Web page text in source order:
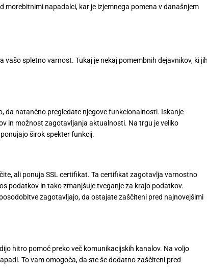
napadalci, kar je izjemnega pomena v današnjem
spletno varnost. Tukaj je nekaj pomembnih dejavnikov, ki
da natančno pregledate njegove funkcionalnosti. Iskanje
in možnost zagotavljanja aktualnosti. Na trgu je veliko
širok spekter funkcij.
ali ponuja SSL certifikat. Ta certifikat zagotavlja varnostno
podatkov in tako zmanjšuje tveganje za krajo podatkov.
zagotavljajo, da ostajate zaščiteni pred najnovejšimi
hitro pomoč preko več komunikacijskih kanalov. Na voljo
To vam omogoča, da ste še dodatno zaščiteni pred